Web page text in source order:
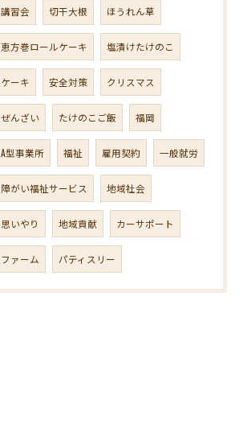
講習会 切干大根 ほうれん草
恵方巻ロールケーキ 塩漬けたけのこ
ケーキ 安全対策 クリスマス
ぜんざい たけのこご飯 福岡
A型事業所 福祉 雇用契約 一般就労
障がい福祉サービス 地域社会
思いやり 地域貢献 カーサポート
ファーム パティスリー